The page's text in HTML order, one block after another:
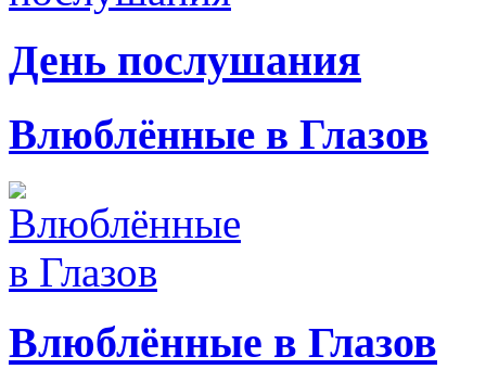
День послушания
Влюблённые в Глазов
Влюблённые в Глазов